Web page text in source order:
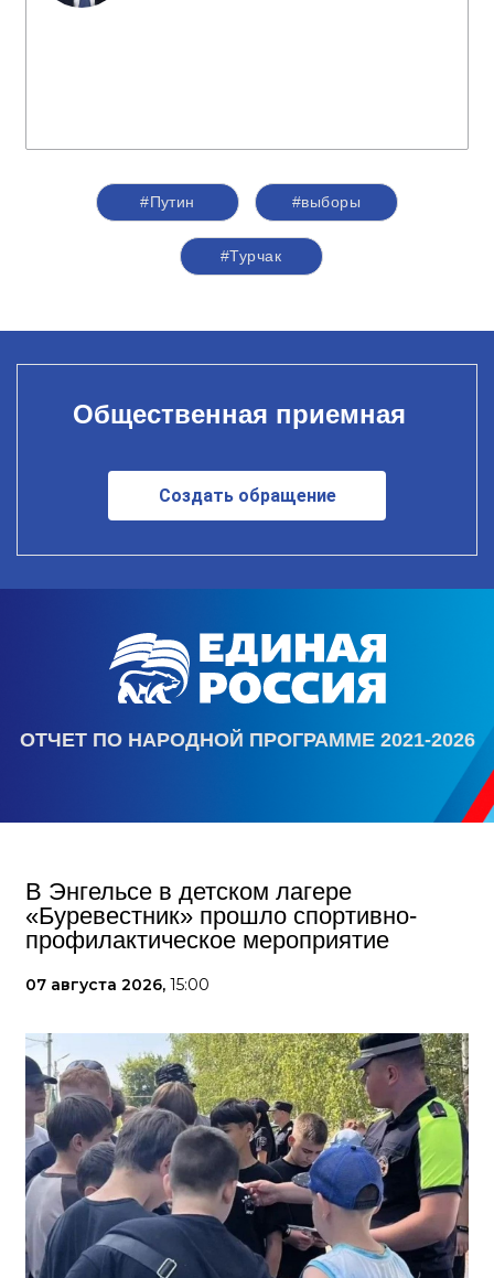
#Путин #выборы
#Турчак
Общественная приемная
Создать обращение
ОТЧЕТ ПО НАРОДНОЙ ПРОГРАММЕ 2021-2026
В Энгельсе в детском лагере
«Буревестник» прошло спортивно-
профилактическое мероприятие
07 августа 2026, 15:00